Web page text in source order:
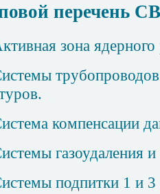
перечень
зона ядерного
компенсации
газоудаления
подпитки 1 и 3